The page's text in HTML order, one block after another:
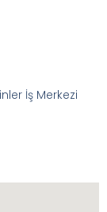
İş Merkezi